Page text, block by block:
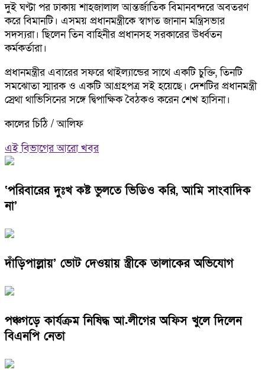
দুই ঘণ্টা পর ঢাকায় শাহজালাল আন্তর্জাতিক বিমানবন্দরে অবতরণ
করে বিমানটি। এসময় প্রধানমন্ত্রীকে স্বাগত জানান মন্ত্রিসভার
সদস্যরা। ছিলেন তিন বাহিনীর প্রধানসহ সরকারের উর্ধ্বতন
কর্মকর্তারা।
প্রধানমন্ত্রীর এবারের সফরে থাইল্যান্ডের সাথে একটি চুক্তি, তিনটি
সমঝোতা স্মারক ও একটি আগ্রহপত্র সই হয়েছে। দেশটির প্রধানমন্ত্রী
স্রেথা থাভিসিনের সঙ্গে দ্বিপাক্ষিক বৈঠকও করেন শেখ হাসিনা।
কালের চিঠি / আলিফ
এই বিভাগের আরো খবর
‘পরিবারের দুঃখ কষ্ট ভুলতে ভিডিও করি, আমি সাংবাদিক
না’
দাঁড়িপাল্লায়’ ভোট দেওয়ায় স্ত্রীকে তালাকের অভিযোগ
পঞ্চগড়ে কার্যক্রম নিষিদ্ধ আ.লীগের অফিস খুলে দিলেন
বিএনপি নেতা